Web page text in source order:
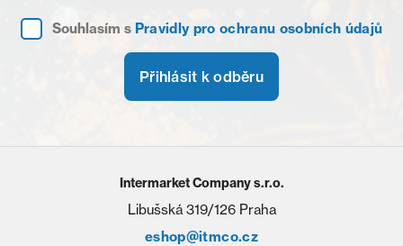
Souhlasím s Pravidly pro ochranu osobních údajů
Přihlásit k odběru
Intermarket Company s.r.o.
Libušská 319/126 Praha
eshop@itmco.cz